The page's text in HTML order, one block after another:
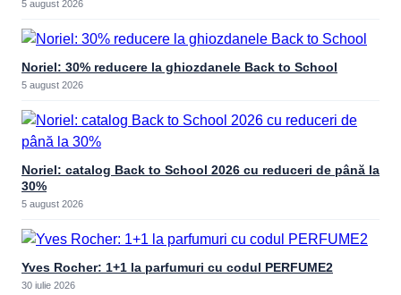
5 august 2026
Noriel: 30% reducere la ghiozdanele Back to School
5 august 2026
Noriel: catalog Back to School 2026 cu reduceri de până la
30%
5 august 2026
Yves Rocher: 1+1 la parfumuri cu codul PERFUME2
30 iulie 2026